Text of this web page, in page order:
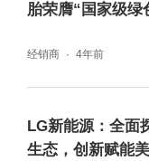
胎荣膺“国家级绿
经销商 4年前
LG新能源：全面
生态，创新赋能